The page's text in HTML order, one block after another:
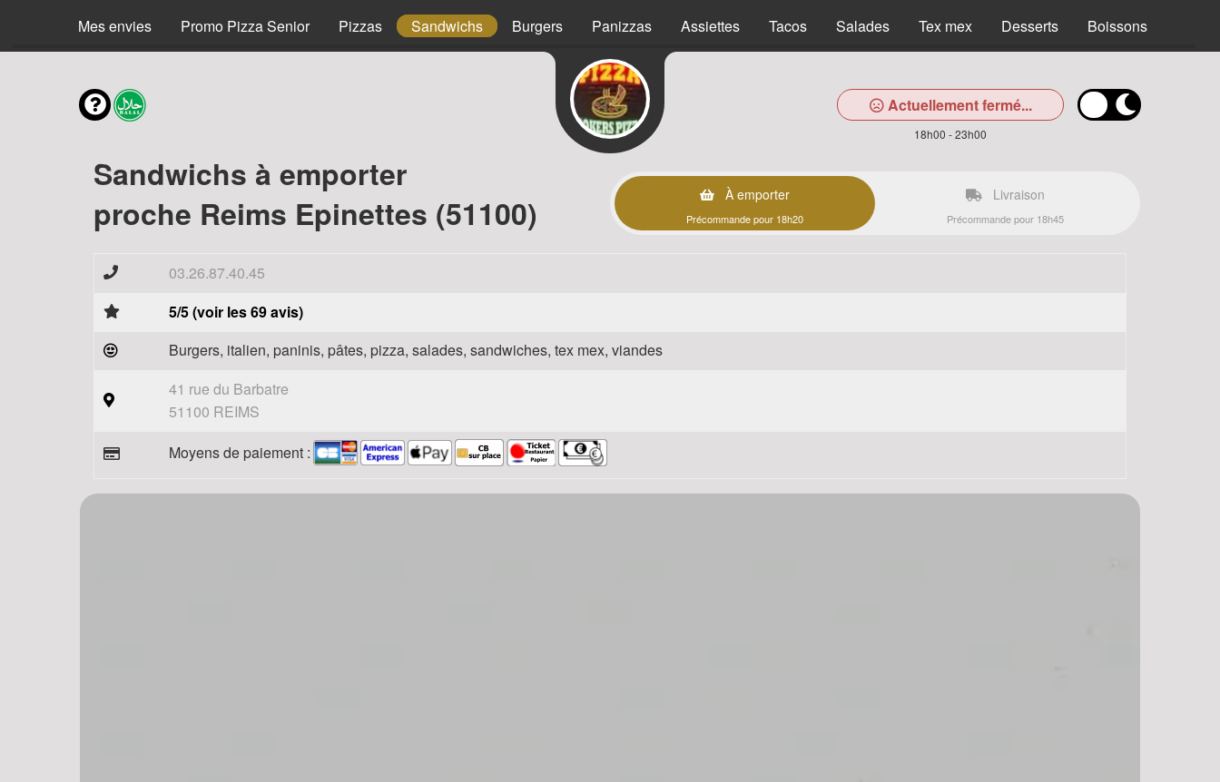
Mes envies Promo Pizza Senior Pizzas Sandwichs Burgers Panizzas Assiettes Tacos Salades Tex mex Desserts Boissons
Actuellement fermé...
18h00 - 23h00
Sandwichs à emporter
proche Reims Epinettes (51100)
À emporter
Précommande pour 18h20
Livraison
Précommande pour 18h45
03.26.87.40.45
5/5 (voir les 69 avis)
Burgers, italien, paninis, pâtes, pizza, salades, sandwiches, tex mex, viandes
41 rue du Barbatre
51100 REIMS
Moyens de paiement :